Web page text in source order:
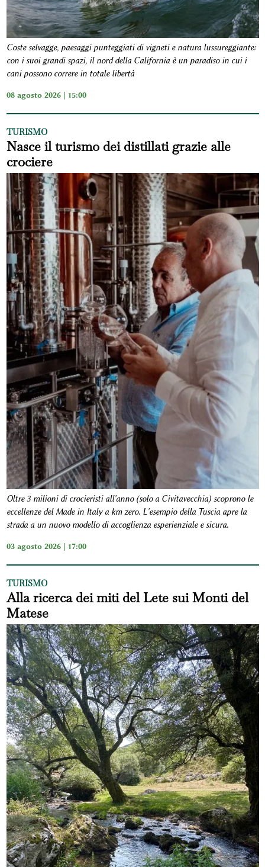
Coste selvagge, paesaggi punteggiati di vigneti e natura lussureggiante:
con i suoi grandi spazi, il nord della California è un paradiso in cui i
cani possono correre in totale libertà
08 agosto 2026 | 15:00
TURISMO
Nasce il turismo dei distillati grazie alle
crociere
Oltre 3 milioni di crocieristi all'anno (solo a Civitavecchia) scoprono le
eccellenze del Made in Italy a km zero. L'esempio della Tuscia apre la
strada a un nuovo modello di accoglienza esperienziale e sicura.
03 agosto 2026 | 17:00
TURISMO
Alla ricerca dei miti del Lete sui Monti del
Matese